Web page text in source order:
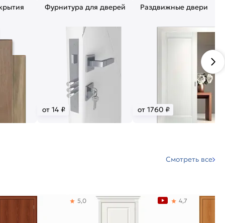
Фурнитура для дверей
от 14 ₽
Раздвижные двери
от 1760 ₽
Смотреть все
5,0 4,7